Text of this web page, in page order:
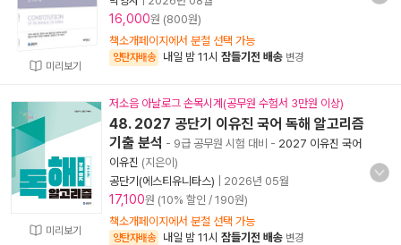
미리보기
16,000원 (800원)
책소개페이지에서 분철 선택 가능
양탄자배송 내일 밤 11시 잠들기전 배송 변경
미리보기
저소음 아날로그 손목시계(공무원 수험서 3만원 이상)
48. 2027 공단기 이유진 국어 독해 알고리즘
기출 분석 - 9급 공무원 시험 대비 - 2027 이유진 국어
이유진 (지은이)
공단기(에스티유니타스)
2026년 05월
17,100원 (10% 할인 / 190원)
책소개페이지에서 분철 선택 가능
양탄자배송 내일 밤 11시 잠들기전 배송 변경